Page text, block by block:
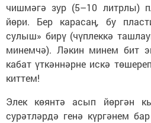
чишмәгә зур (5–10 литрлы)
йөри. Бер карасаң, бу
сулыш» бирү (чүплеккә
минемчә). Ләкин минем бит
кабат үткәннәрне искә
киттем!
Элек көянтә асып йөргән
сурәтләрдә генә күргәнем